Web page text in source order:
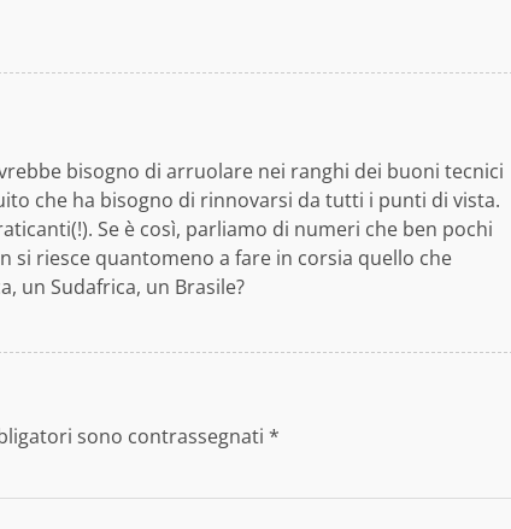
bisogno di arruolare nei ranghi dei buoni tecnici
che ha bisogno di rinnovarsi da tutti i punti di vista.
Se è così, parliamo di numeri che ben pochi
si riesce quantomeno a fare in corsia quello che
un Sudafrica, un Brasile?
sono contrassegnati *